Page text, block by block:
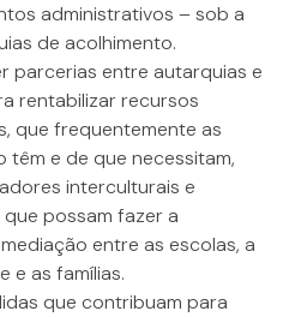
administrativos – sob a
de acolhimento.
parcerias entre autarquias e
rentabilizar recursos
que frequentemente as
têm e de que necessitam,
interculturais e
possam fazer a
entre as escolas, a
e as famílias.
que contribuam para